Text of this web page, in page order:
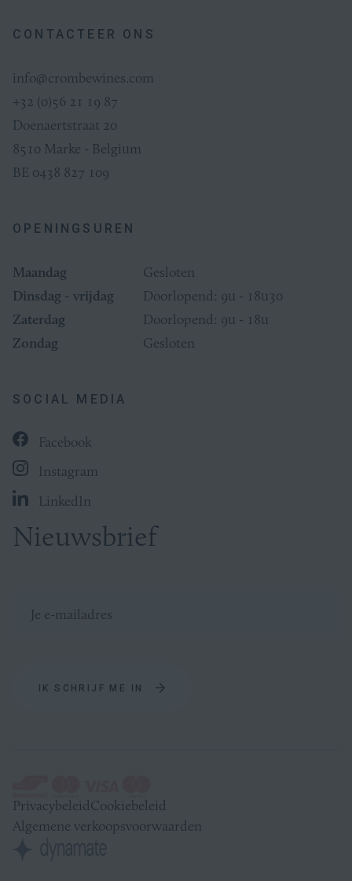
CONTACTEER ONS
info@crombewines.com
+32 (0)56 21 19 87
Doenaertstraat 20
8510 Marke - Belgium
BE 0438 827 109
OPENINGSUREN
Maandag
Gesloten
Dinsdag - vrijdag
Doorlopend: 9u - 18u30
Zaterdag
Doorlopend: 9u - 18u
Zondag
Gesloten
SOCIAL MEDIA
Facebook
Instagram
LinkedIn
Nieuwsbrief
IK SCHRIJF ME IN
PrivacybeleidCookiebeleid
Algemene verkoopsvoorwaarden